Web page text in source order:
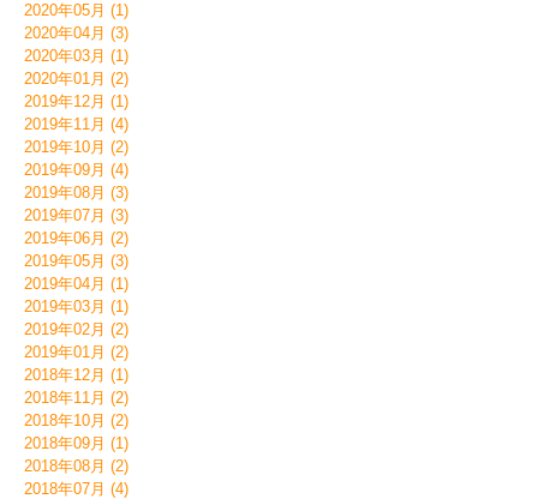
2020年05月 (1)
2020年04月 (3)
2020年03月 (1)
2020年01月 (2)
2019年12月 (1)
2019年11月 (4)
2019年10月 (2)
2019年09月 (4)
2019年08月 (3)
2019年07月 (3)
2019年06月 (2)
2019年05月 (3)
2019年04月 (1)
2019年03月 (1)
2019年02月 (2)
2019年01月 (2)
2018年12月 (1)
2018年11月 (2)
2018年10月 (2)
2018年09月 (1)
2018年08月 (2)
2018年07月 (4)